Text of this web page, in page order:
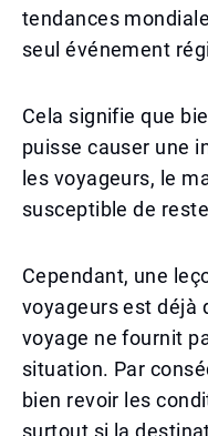
tendances
seul événement
Cela signifie que
puisse causer une
les voyageurs, le
susceptible de
Cependant, une
voyageurs est déjà
voyage ne fournit
situation. Par
bien revoir les
surtout si la